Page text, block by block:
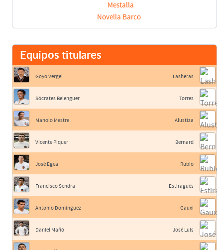
Mestalla
Novella Barco
Equipos titulares
Goyo Vergel
Sócrates Belenguer
Manolo Mestre
Vicente Piquer
José Egea
Francisco Sendra
Antonio Domínguez
Daniel Mañó
Lasheras
Torres
Alustiza
Bernard
Rubio
Estiragués
Gauxí
José Luis